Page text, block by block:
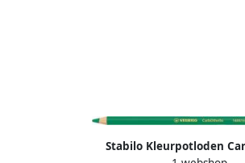
Stabilo Kleurpotloden